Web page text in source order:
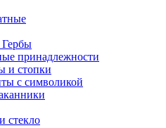
принадлежности
и стопки
с символикой
стекло